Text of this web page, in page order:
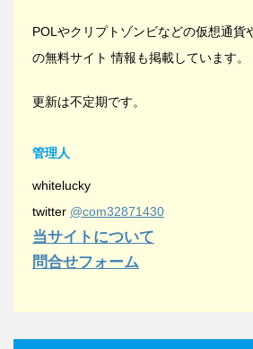
POLやクリプトゾンビなどの仮想通貨
の無料サイト 情報も掲載しています。
更新は不定期です。
管理人
whitelucky
twitter @com32871430
当サイトについて
問合せフォーム